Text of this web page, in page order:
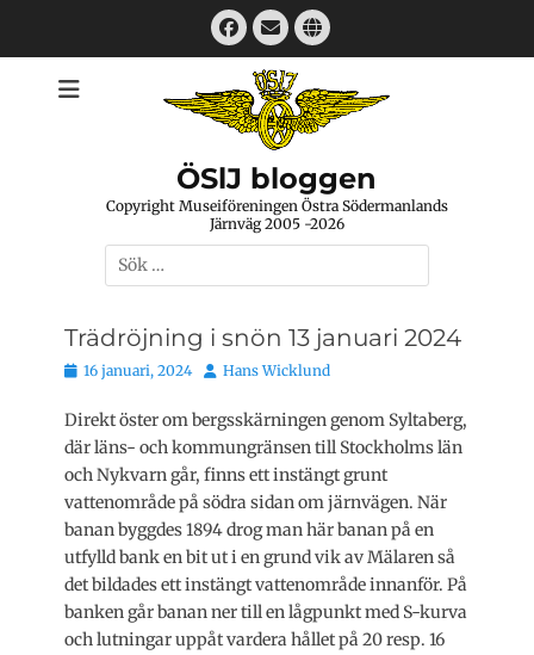
Facebook
E-
mail
Webbplats
ÖSlJ bloggen
Copyright Museiföreningen Östra Södermanlands
Järnväg 2005 -2026
Sök
efter:
Trädröjning i snön 13 januari 2024
Publicerat
16 januari, 2024 Författare
Hans Wicklund
Direkt öster om bergsskärningen genom Syltaberg,
där läns- och kommungränsen till Stockholms län
och Nykvarn går, finns ett instängt grunt
vattenområde på södra sidan om järnvägen. När
banan byggdes 1894 drog man här banan på en
utfylld bank en bit ut i en grund vik av Mälaren så
det bildades ett instängt vattenområde innanför. På
banken går banan ner till en lågpunkt med S-kurva
och lutningar uppåt vardera hållet på 20 resp. 16